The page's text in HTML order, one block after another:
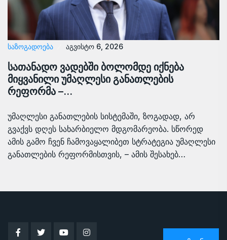
ᲡᲐᲖᲝᲒᲐᲓᲝᲔᲑᲐ აგვისტო 6, 2026
სათანადო ვადებში ბოლომდე იქნება
მიყვანილი უმაღლესი განათლების
რეფორმა –…
უმაღლესი განათლების სისტემაში, ზოგადად, არ
გვაქვს დღეს სახარბიელო მდგომარეობა. სწორედ
ამის გამო ჩვენ ჩამოვაყალიბეთ სტრატეგია უმაღლესი
განათლების რეფორმისთვის, – ამის შესახებ…